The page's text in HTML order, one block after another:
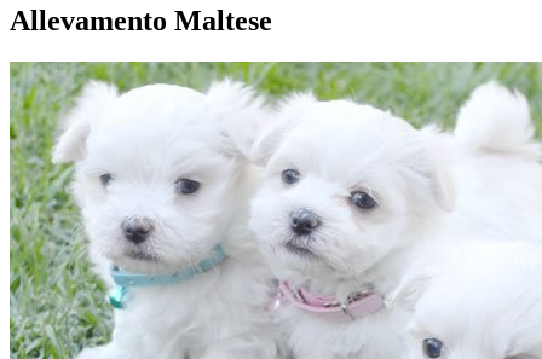
Allevamento Maltese